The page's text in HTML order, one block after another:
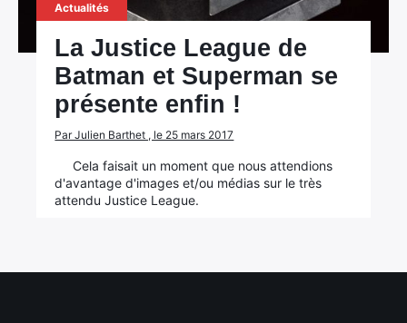
Actualités
La Justice League de
Batman et Superman se
présente enfin !
Par Julien Barthet , le 25 mars 2017
Cela faisait un moment que nous attendions
d'avantage d'images et/ou médias sur le très
attendu Justice League.